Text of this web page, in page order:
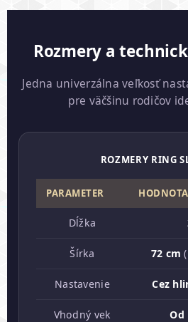
Rozmery a
Jedna univerzálna veľkosť
pre väčšinu rodičov
ROZMERY RING
PARAMETER HODNOTA
Dĺžka
Šírka 72 cm
Nastavenie Cez
Vhodný vek Od